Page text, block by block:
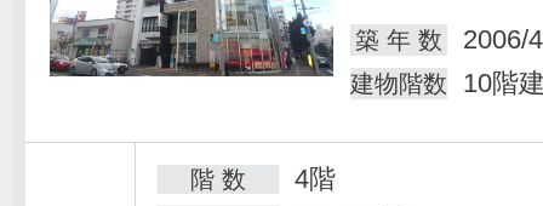
築 年 数
2006/
建物階数 10階
階 数 4階